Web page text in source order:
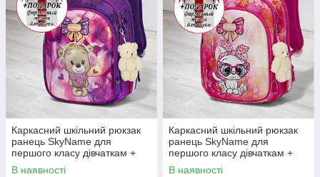
Каркасний шкільний рюкзак
ранець SkyName для
першого класу дівчаткам +
ПОДАРУНОК/ Портфель в
В наявності
Каркасний шкільний рюкзак
ранець SkyName для
першого класу дівчаткам +
ПОДАРУНОК/ Ортопедичний
В наявності